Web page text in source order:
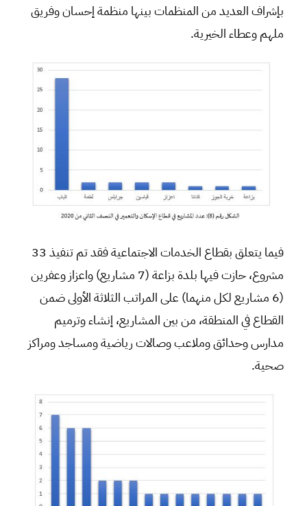
بإشراف العديد من المنظمات بينها منظمة إحسان وفريق
ملهم وعطاء الخيرية.
فيما يتعلق بقطاع الخدمات الاجتماعية فقد تم تنفيذ 33
مشروع، حازت فيها بلدة بزاعة (7 مشاريع) واعزاز وعفرين
(6 مشاريع لكل منهما) على المراتب الثلاثة الأولى ضمن
القطاع في المنطقة، من بين المشاريع، إنشاء وترميم
مدارس وحدائق وملاعب وصالات رياضية ومساجد ومراكز
صحية.